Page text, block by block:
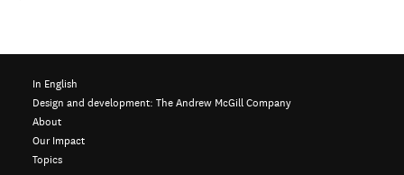
In English
Design and development:The Andrew McGill Company
About
Our Impact
Topics